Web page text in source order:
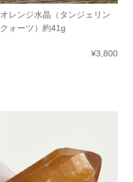
オレンジ水晶（タンジェリン
クォーツ）約41g
¥3,800